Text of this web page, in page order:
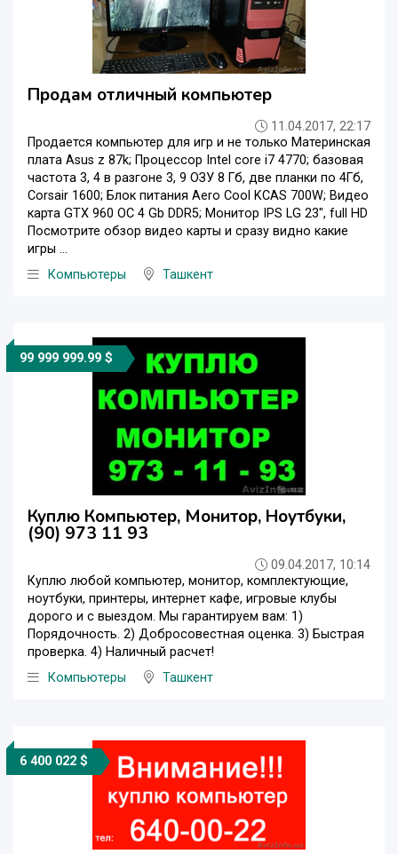
Продам отличный компьютер
11.04.2017, 22:17
Продается компьютер для игр и не только Материнская
плата Asus z 87k; Процессор Intel core i7 4770; базовая
частота 3, 4 в разгоне 3, 9 ОЗУ 8 Гб, две планки по 4Гб,
Corsair 1600; Блок питания Aero Cool KCAS 700W; Видео
карта GTX 960 OC 4 Gb DDR5; Монитор IPS LG 23", full HD
Посмотрите обзор видео карты и сразу видно какие
игры ...
Компьютеры
Ташкент
99 999 999.99 $
Куплю Компьютер, Монитор, Ноутбуки,
(90) 973 11 93
09.04.2017, 10:14
Куплю любой компьютер, монитор, комплектующие,
ноутбуки, принтеры, интернет кафе, игровые клубы
дорого и с выездом. Мы гарантируем вам: 1)
Порядочность. 2) Добросовестная оценка. 3) Быстрая
проверка. 4) Наличный расчет!
Компьютеры
Ташкент
6 400 022 $